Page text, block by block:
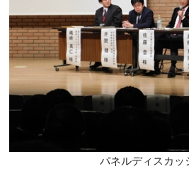
パネルディスカッ